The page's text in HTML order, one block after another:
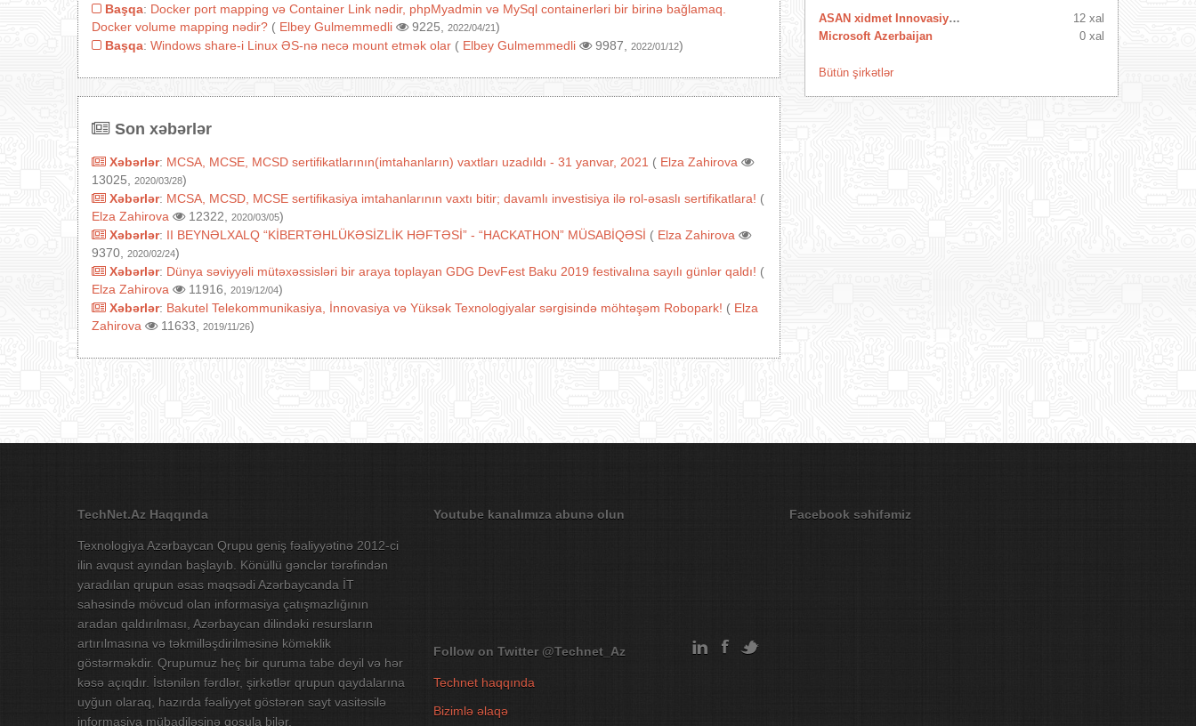
Başqa: Docker port mapping və Container Link nədir, phpMyadmin və MySql containerləri bir birinə bağlamaq.
Docker volume mapping nədir? ( Elbey Gulmemmedli 9225, 2022/04/21)
Başqa: Windows share-i Linux ƏS-nə necə mount etmək olar ( Elbey Gulmemmedli 9987, 2022/01/12)
Son xəbərlər
Xəbərlər: MCSA, MCSE, MCSD sertifikatlarının(imtahanların) vaxtları uzadıldı - 31 yanvar, 2021 ( Elza Zahirova
13025,
2020/03/28)
Xəbərlər: MCSA, MCSD, MCSE sertifikasiya imtahanlarının vaxtı bitir; davamlı investisiya ilə rol-əsaslı sertifikatlara! (
Elza Zahirova
12322, 2020/03/05)
Xəbərlər: II BEYNƏLXALQ “KİBERTƏHLÜKƏSİZLİK HƏFTƏSİ” - “HACKATHON” MÜSABİQƏSİ ( Elza Zahirova
9370,
2020/02/24)
Xəbərlər: Dünya səviyyəli mütəxəssisləri bir araya toplayan GDG DevFest Baku 2019 festivalına sayılı günlər qaldı! (
Elza Zahirova
11916, 2019/12/04)
Xəbərlər: Bakutel Telekommunikasiya, İnnovasiya və Yüksək Texnologiyalar sərgisində möhtəşəm Robopark! ( Elza
Zahirova
11633, 2019/11/26)
ASAN xidmet Innovasiya Mərkəzi
12 xal
Microsoft Azerbaijan
0 xal
Bütün şirkətlər
TechNet.Az Haqqında
Texnologiya Azərbaycan Qrupu geniş fəaliyyətinə 2012-ci
ilin avqust ayından başlayıb. Könüllü gənclər tərəfindən
yaradılan qrupun əsas məqsədi Azərbaycanda İT
sahəsində mövcud olan informasiya çatışmazlığının
aradan qaldırılması, Azərbaycan dilindəki resursların
artırılmasına və təkmilləşdirilməsinə köməklik
göstərməkdir. Qrupumuz heç bir quruma tabe deyil və hər
kəsə açıqdır. İstənilən fərdlər, şirkətlər qrupun qaydalarına
uyğun olaraq, hazırda fəaliyyət göstərən sayt vasitəsilə
informasiya mübadiləsinə qoşula bilər.
Youtube kanalımıza abunə olun
Follow on Twitter @Technet_Az
Technet haqqında
Bizimlə əlaqə
Facebook səhifəmiz